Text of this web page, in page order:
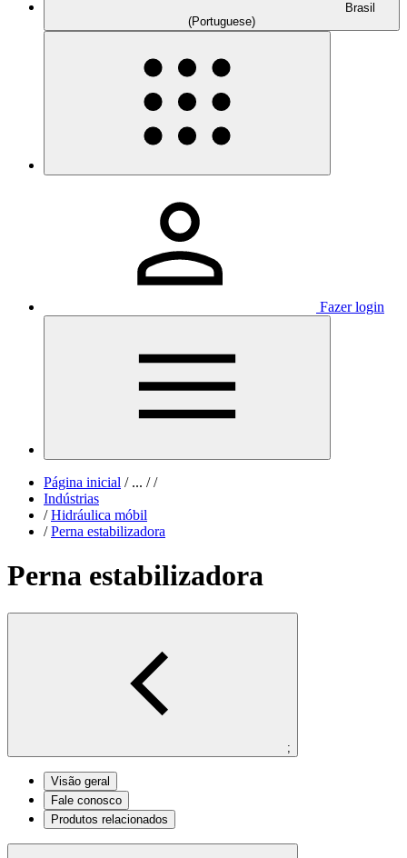
Brasil
(Portuguese)
Fazer login
Página inicial /... / /
Indústrias
/ Hidráulica móbil
/ Perna estabilizadora
Perna estabilizadora
;
Visão geral
Fale conosco
Produtos relacionados